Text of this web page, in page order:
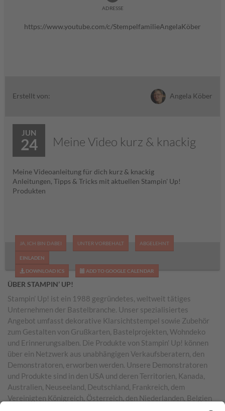
ADRESSE
https://www.youtube.com/c/StempelfamilieAngelaKöber
Erstellt von: Angela Köber
JUN
24 Meine Video kurz & knackig
Meine Videoanleitung für dich kurz & knackig
Anleitungen, Tipps & Tricks mit aktuellen Stampin' Up!
Produkten
JA, ICH BIN DABEI UNTER VORBEHALT ABGELEHNT
EINLADEN
DOWNLOAD ICS ADD TO GOOGLE CALENDAR
ÜBER STAMPIN’ UP!
Stampin’ Up! ist ein 1988 gegründetes, weltweit tätiges
Unternehmen der Bastelbranche. Unser spezialisiertes
Angebot umfasst dekorative Klarsichtstempel sowie Zubehör
zum Gestalten von Grußkarten, Bastelprojekten, Wohndeko
und Erinnerungsalben. Die Produkte von Stampin’ Up! können
über ein Netzwerk aus unabhängigen Verkaufsberatern, den
Demonstratoren, erworben werden. Unsere Demonstratoren
und Produkte sind in den USA und deren Territorien, Kanada,
Australien, Neuseeland, Deutschland, Frankreich, dem
Vereinigten Königreich, Österreich, den Niederlanden, Belgien